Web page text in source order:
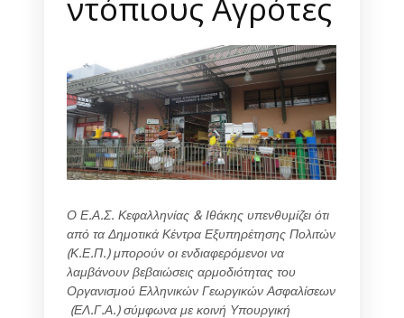
Ο Ε.Α.Σ. Κεφαλληνίας & Ιθάκης υπενθυμίζει ότι
από τα Δημοτικά Κέντρα Εξυπηρέτησης Πολιτών
(Κ.Ε.Π.) μπορούν οι ενδιαφερόμενοι να
λαμβάνουν βεβαιώσεις αρμοδιότητας του
Οργανισμού Ελληνικών Γεωργικών Ασφαλίσεων
(ΕΛ.Γ.Α.) σύμφωνα με κοινή Υπουργική